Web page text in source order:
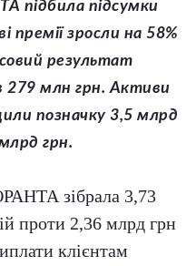
підбила підсумки
премії зросли на 58%
результат
279 млн грн. Активи
позначку 3,5 млрд
грн.
зібрала 3,73
проти 2,36 млрд грн
клієнтам